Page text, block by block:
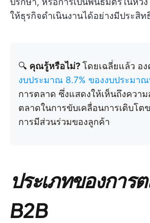
ให้ธุรกิจดำเนินงานได้อย่างมีประสิ
🔍 คุณรู้หรือไม่?โดยเฉลี่ยแล้ว อ
งบประมาณ 8.7% ของงบประมา
การตลาด ซึ่งแสดงให้เห็นถึงควา
ตลาดในการขับเคลื่อนการเติบโต
การมีส่วนร่วมของลูกค้า
ประเภทของการ
B2B